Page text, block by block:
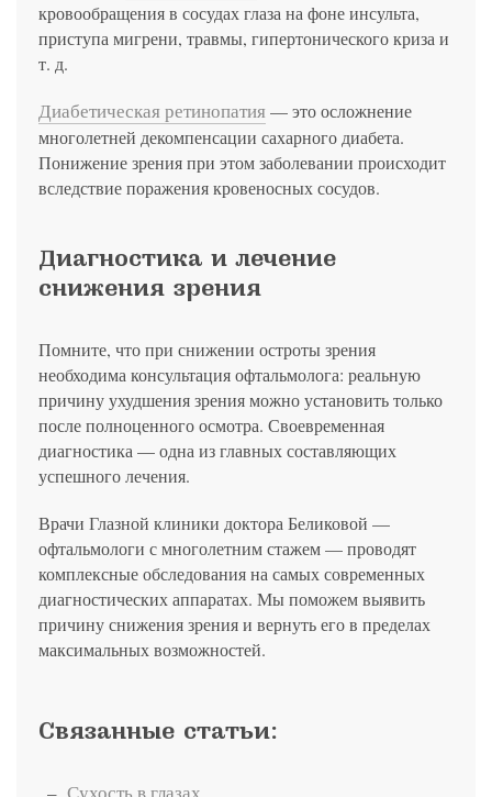
кровообращения в сосудах глаза на фоне инсульта,
приступа мигрени, травмы, гипертонического криза и
т. д.
Диабетическая ретинопатия— это осложнение
многолетней декомпенсации сахарного диабета.
Понижение зрения при этом заболевании происходит
вследствие поражения кровеносных сосудов.
Диагностика и лечение
снижения зрения
Помните, что при снижении остроты зрения
необходима консультация офтальмолога: реальную
причину ухудшения зрения можно установить только
после полноценного осмотра. Своевременная
диагностика — одна из главных составляющих
успешного лечения.
Врачи Глазной клиники доктора Беликовой —
офтальмологи с многолетним стажем — проводят
комплексные обследования на самых современных
диагностических аппаратах. Мы поможем выявить
причину снижения зрения и вернуть его в пределах
максимальных возможностей.
Связанные статьи: